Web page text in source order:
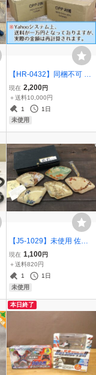
【HR-0432】同梱不可 未
使用 大量セット OPP ク
リア袋 A4 テープ付 封筒
3000枚x2箱 まとめ 225x3
10 事務 梱包資材 東京引
現在 2,200円
＋送料10,000円
1
1日
未使用
【J5-1029】未使用 佐々
木クリスタル 扇彩 扇形
銘々皿 5枚 セット フォー
ク付 金彩 和菓子 ガラス
小皿 外箱付 同梱可【千円
現在 1,100円
＋送料820円
1
1日
未使用
本日終了